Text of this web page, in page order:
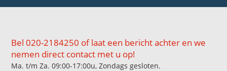
Bel 020-2184250 of laat een bericht achter en we
nemen direct contact met u op!
Ma. t/m Za. 09:00-17:00u, Zondags gesloten.